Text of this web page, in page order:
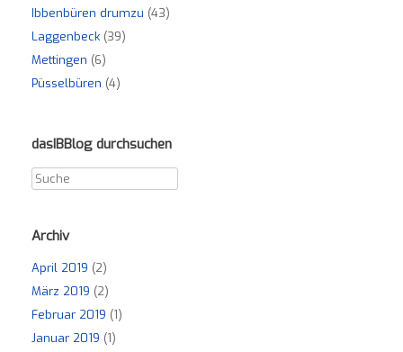
Ibbenbüren drumzu (43)
Laggenbeck (39)
Mettingen (6)
Püsselbüren (4)
dasIBBlog durchsuchen
Archiv
April 2019 (2)
März 2019 (2)
Februar 2019 (1)
Januar 2019 (1)